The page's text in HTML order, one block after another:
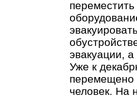
эвакуации,
Уже к
перемещено
человек. На